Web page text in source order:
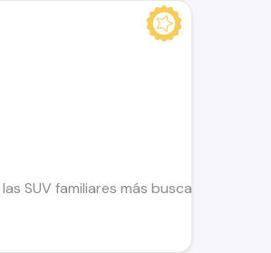
SUV familiares más buscadas del